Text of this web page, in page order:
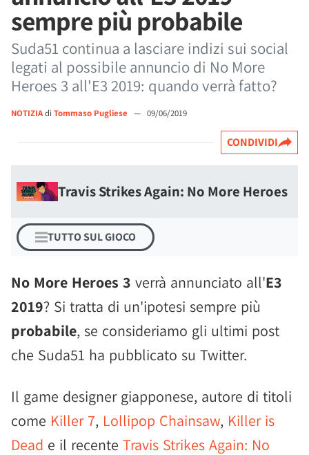
sempre più probabile
Suda51 continua a lasciare indizi sui social
legati al possibile annuncio di No More
Heroes 3 all'E3 2019: quando verrà fatto?
NOTIZIAdi Tommaso Pugliese — 09/06/2019
CONDIVIDI
Travis Strikes Again: No More Heroes
TUTTO SUL GIOCO
No More Heroes 3 verrà annunciato all'E3
2019? Si tratta di un'ipotesi sempre più
probabile, se consideriamo gli ultimi post
che Suda51 ha pubblicato su Twitter.
Il game designer giapponese, autore di titoli
come Killer 7, Lollipop Chainsaw, Killer is
Dead e il recente Travis Strikes Again: No